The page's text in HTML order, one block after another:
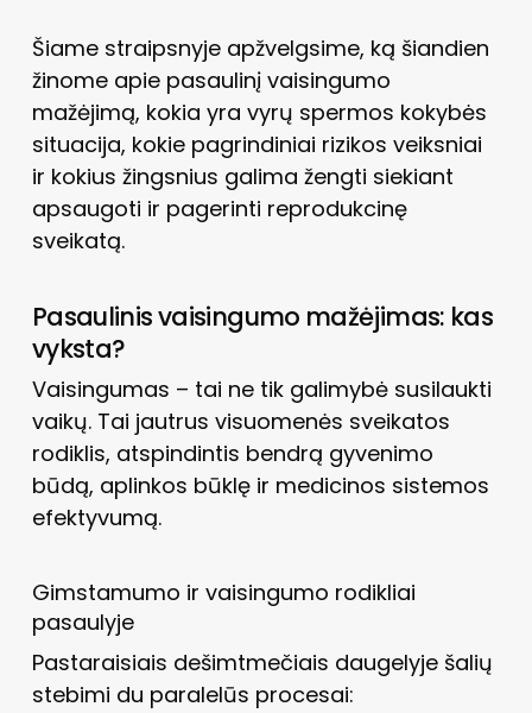
Šiame straipsnyje apžvelgsime, ką šiandien
žinome apie pasaulinį vaisingumo
mažėjimą, kokia yra vyrų spermos kokybės
situacija, kokie pagrindiniai rizikos veiksniai
ir kokius žingsnius galima žengti siekiant
apsaugoti ir pagerinti reprodukcinę
sveikatą.
Pasaulinis vaisingumo mažėjimas: kas
vyksta?
Vaisingumas – tai ne tik galimybė susilaukti
vaikų. Tai jautrus visuomenės sveikatos
rodiklis, atspindintis bendrą gyvenimo
būdą, aplinkos būklę ir medicinos sistemos
efektyvumą.
Gimstamumo ir vaisingumo rodikliai
pasaulyje
Pastaraisiais dešimtmečiais daugelyje šalių
stebimi du paralelūs procesai: